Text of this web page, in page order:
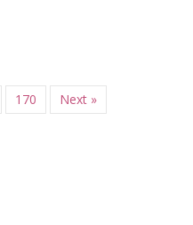
170 Next »